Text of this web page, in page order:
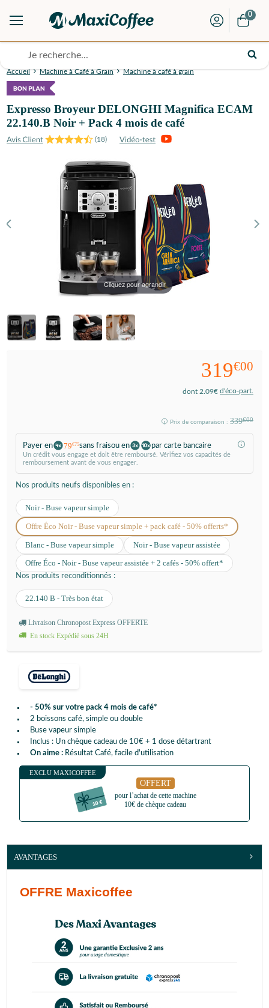
0
Accueil Machine à Café à Grain Machine à café à grain
Expresso Broyeur DELONGHI Magnifica ECAM
22.140.B Noir + Pack 4 mois de café
(18)
Cliquez pour agrandir
- 50% sur votre pack 4 mois de café*
2 boissons café, simple ou double
Buse vapeur simple
Inclus : Un chèque cadeau de 10€ + 1 dose détartrant
On aime : Résultat Café, facile d'utilisation
EXCLU MAXICOFFEE
OFFERT
pour l’achat de cette machine
10€ de chèque cadeau
319€00
dont 2.09€ d'éco-part.
Prix de comparaison : 339€00
Payer en 79€75sans fraisou en par carte bancaire
Un crédit vous engage et doit être remboursé. Vérifiez vos capacités de
remboursement avant de vous engager.
Nos produits neufs disponibles en :
Noir - Buse vapeur simple
Offre Éco Noir - Buse vapeur simple + pack café - 50% offerts*
Blanc - Buse vapeur simple
Noir - Buse vapeur assistée
Offre Éco - Noir - Buse vapeur assistée + 2 cafés - 50% offert*
Nos produits reconditionnés :
22.140 B - Très bon état
Livraison Chronopost Express OFFERTE
En stock Expédié sous 24H
AVANTAGES
OFFRE Maxicoffee